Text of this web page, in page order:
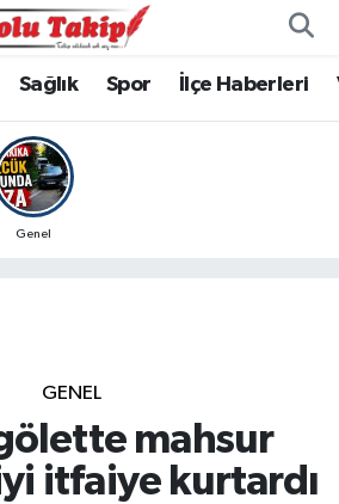
Sağlık Spor İlçe Haberleri
Genel
GENEL
mahsur
itfaiye kurtardı